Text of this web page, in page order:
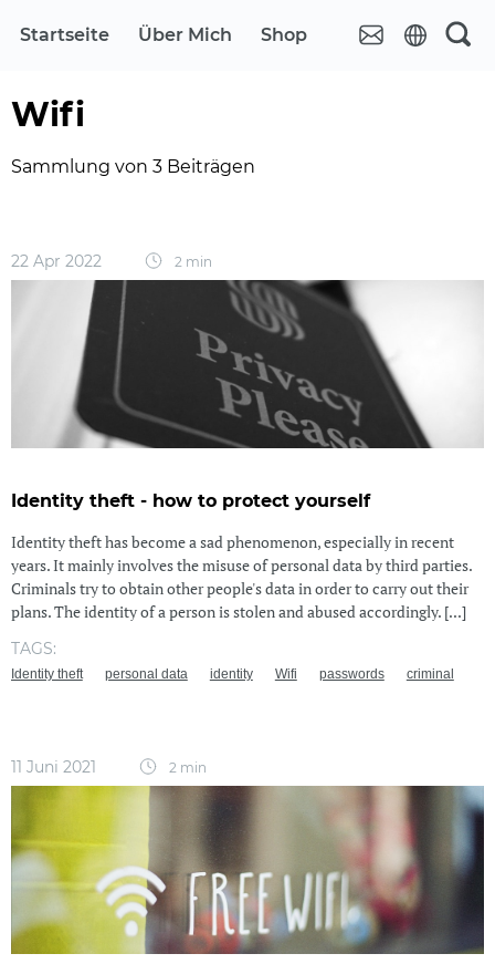
Startseite Über Mich Shop
Wifi
Sammlung von 3 Beiträgen
22 Apr 2022 2 min
Identity theft - how to protect yourself
Identity theft has become a sad phenomenon, especially in recent
years. It mainly involves the misuse of personal data by third parties.
Criminals try to obtain other people's data in order to carry out their
plans. The identity of a person is stolen and abused accordingly. [...]
TAGS:
Identity theft personal data identity Wifi passwords criminal
11 Juni 2021 2 min